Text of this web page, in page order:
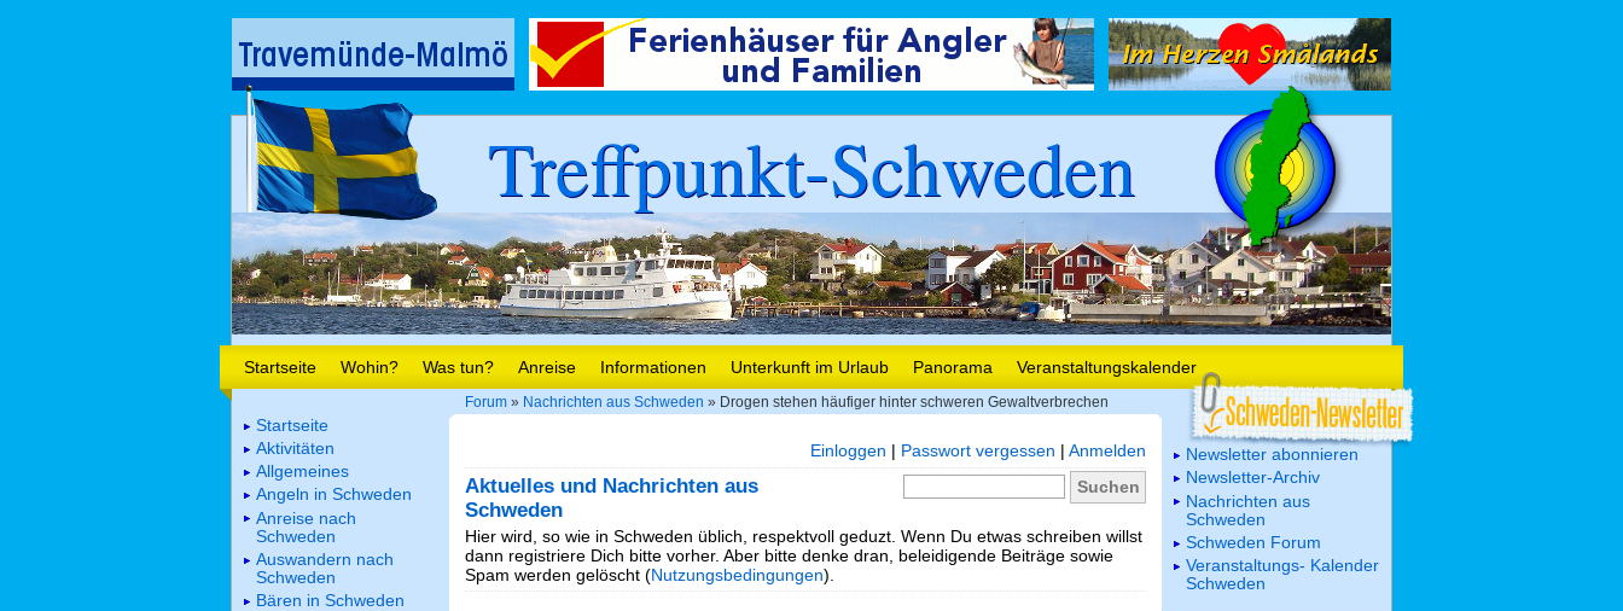
Treffpunkt-Schweden
Startseite Wohin? Was tun? Anreise Informationen Unterkunft im Urlaub Panorama Veranstaltungskalender
Forum » Nachrichten aus Schweden » Drogen stehen häufiger hinter schweren Gewaltverbrechen
Einloggen | Passwort vergessen | Anmelden
Aktuelles und Nachrichten aus
Schweden
Hier wird, so wie in Schweden üblich, respektvoll geduzt. Wenn Du etwas schreiben willst
dann registriere Dich bitte vorher. Aber bitte denke dran, beleidigende Beiträge sowie
Spam werden gelöscht (Nutzungsbedingungen).
Startseite
Aktivitäten
Allgemeines
Angeln in Schweden
Anreise nach
Schweden
Auswandern nach
Schweden
Bären in Schweden
Newsletter abonnieren
Newsletter-Archiv
Nachrichten aus
Schweden
Schweden Forum
Veranstaltungs- Kalender
Schweden